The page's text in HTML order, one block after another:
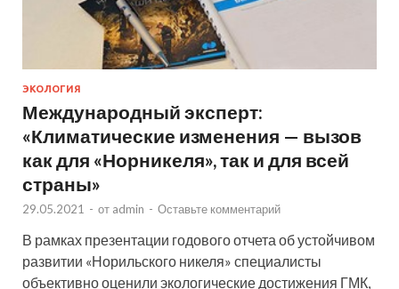
ЭКОЛОГИЯ
Международный эксперт:
«Климатические изменения — вызов
как для «Норникеля», так и для всей
страны»
29.05.2021 - от admin - Оставьте комментарий
В рамках презентации годового отчета об устойчивом
развитии «Норильского никеля» специалисты
объективно оценили экологические достижения ГМК,